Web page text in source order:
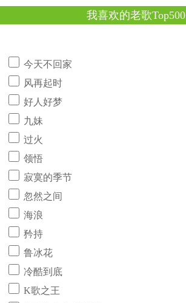
我喜欢的老歌Top500
今天不回家
风再起时
好人好梦
九妹
过火
领悟
寂寞的季节
忽然之间
海浪
矜持
鲁冰花
冷酷到底
K歌之王